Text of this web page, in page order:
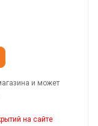
и может
на сайте